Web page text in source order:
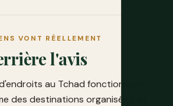
VONT RÉELLEMENT
l'avis
au Tchad fonctionnent
des destinations organisées, et